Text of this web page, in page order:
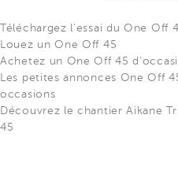
Téléchargez l'essai du One Off
Louez un One Off 45
Achetez un One Off 45
Les petites annonces One Off
occasions
Découvrez le chantier Aikane
45